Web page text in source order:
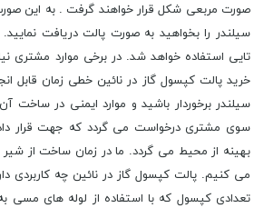
صورت مربعی شکل قرار خواهند گرفت . به این
سیلندر را بخواهید به صورت پالت دریافت
تایی استفاده خواهد شد. در برخی موارد مشتری
خرید پالت کپسول گاز در نائین خطی زمان قابل
سیلندر برخوردار باشید و موارد ایمنی در ساخت
سوی مشتری درخواست می گردد که جهت قرار دادن
بهینه از محیط می گردد. ما در زمان ساخت از
می کنیم. پالت کپسول گاز در نائین چه کاربردی
تعدادی کپسول که با استفاده از لوله های مسی